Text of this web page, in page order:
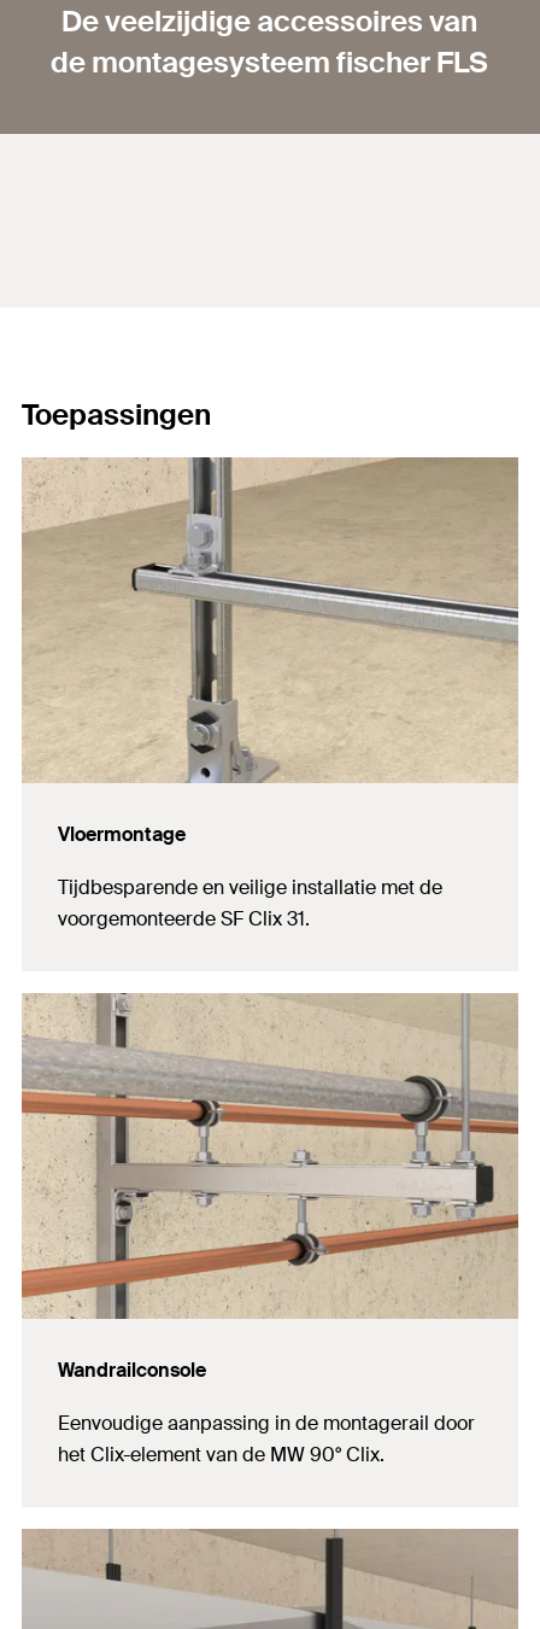
De veelzijdige accessoires van
de montagesysteem fischer FLS
Toepassingen
Vloermontage
Tijdbesparende en veilige installatie met de
voorgemonteerde SF Clix 31.
Wandrailconsole
Eenvoudige aanpassing in de montagerail door
het Clix-element van de MW 90° Clix.